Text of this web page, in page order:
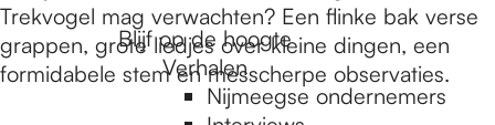
Blijf op de hoogte
Verhalen
Nijmeegse ondernemers
Trekvogel mag verwachten? Een flinke bak verse
grappen, grote liedjes over kleine dingen, een
formidabele stem en messcherpe observaties.